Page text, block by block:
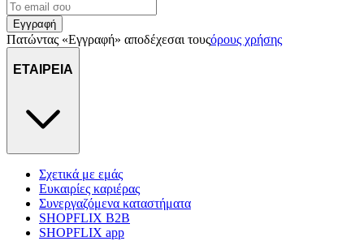
Εγγραφή
Πατώντας «Εγγραφή» αποδέχεσαι τουςόρους χρήσης
ΕΤΑΙΡΕΙΑ
Σχετικά με εμάς
Ευκαιρίες καριέρας
Συνεργαζόμενα καταστήματα
SHOPFLIX B2B
SHOPFLIX app